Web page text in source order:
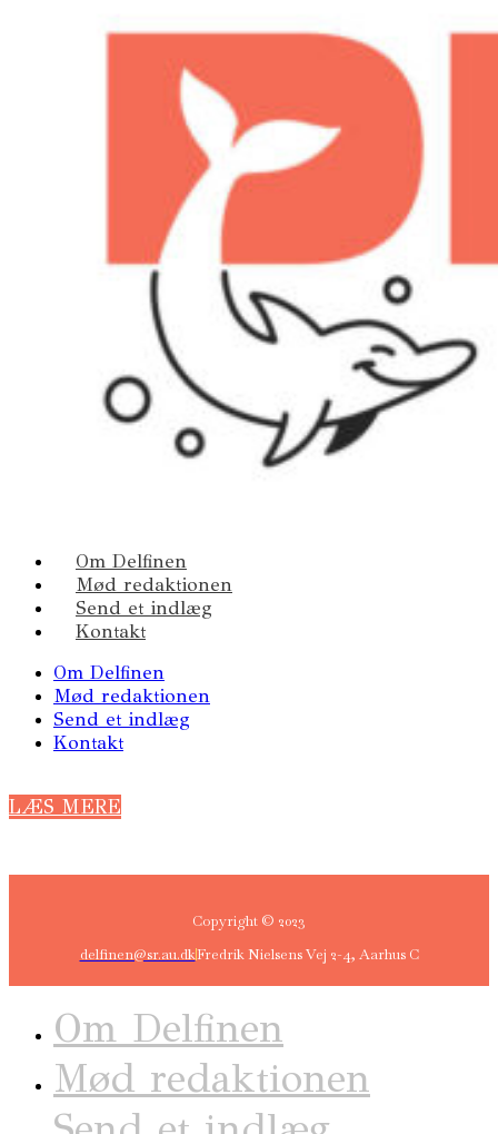
Om Delfinen
Mød redaktionen
Send et indlæg
Kontakt
Om Delfinen
Mød redaktionen
Send et indlæg
Kontakt
LÆS MERE
Copyright © 2023
delfinen@sr.au.dkFredrik Nielsens Vej 2-4, Aarhus C
Om Delfinen
Mød redaktionen